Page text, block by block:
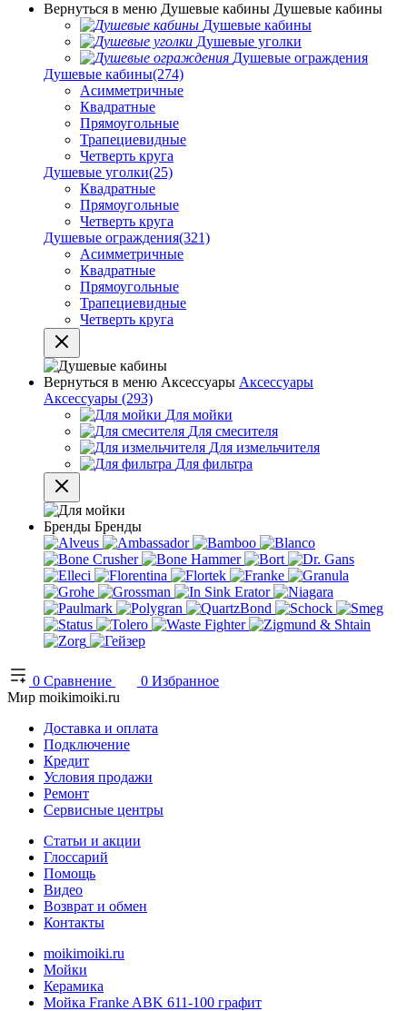
Вернуться в меню Душевые кабины Душевые кабины
Душевые кабины
Душевые уголки
Душевые ограждения
Душевые кабины(274)
Асимметричные
Квадратные
Прямоугольные
Трапециевидные
Четверть круга
Душевые уголки(25)
Квадратные
Прямоугольные
Четверть круга
Душевые ограждения(321)
Асимметричные
Квадратные
Прямоугольные
Трапециевидные
Четверть круга
Вернуться в меню Аксессуары Аксессуары
Аксессуары (293)
Для мойки
Для смесителя
Для измельчителя
Для фильтра
Бренды Бренды
0 Сравнение 0 Избранное
Мир moikimoiki.ru
Доставка и оплата
Подключение
Кредит
Условия продажи
Ремонт
Сервисные центры
Статьи и акции
Глоссарий
Помощь
Видео
Возврат и обмен
Контакты
moikimoiki.ru
Мойки
Керамика
Мойка Franke ABK 611-100 графит